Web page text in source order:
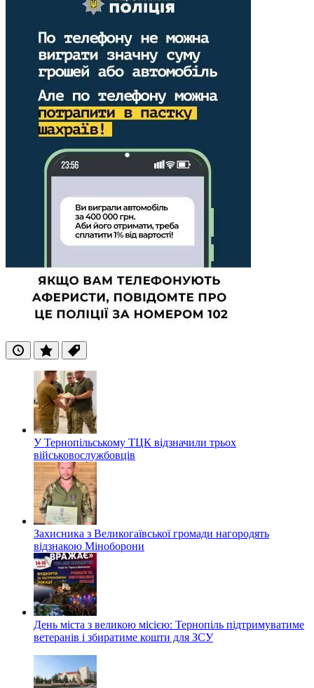
ОстанніПопулярні
Теги
У Тернопільському ТЦК відзначили трьох
військовослужбовців
Захисника з Великогаївської громади нагородять
відзнакою Міноборони
День міста з великою місією: Тернопіль підтримуватиме
ветеранів і збиратиме кошти для ЗСУ